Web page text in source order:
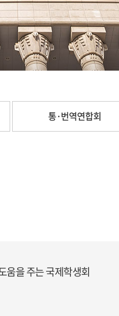
통·번역연합회
움을 주는 국제학생회